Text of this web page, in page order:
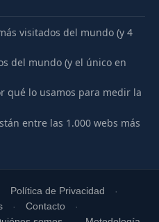
visitados del mundo (y 4
del mundo (y el único en
qué lo usamos para medir la
entre las 1.000 webs más
Política de Privacidad
Contacto